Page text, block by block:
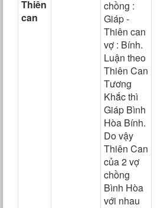
Thiên
can
chồng :
Giáp -
Thiên can
vợ : Bính.
Luận theo
Thiên Can
Tương
Khắc thì
Giáp Bình
Hòa Bính.
Do vậy
Thiên Can
của 2 vợ
chồng
Bình Hòa
với nhau